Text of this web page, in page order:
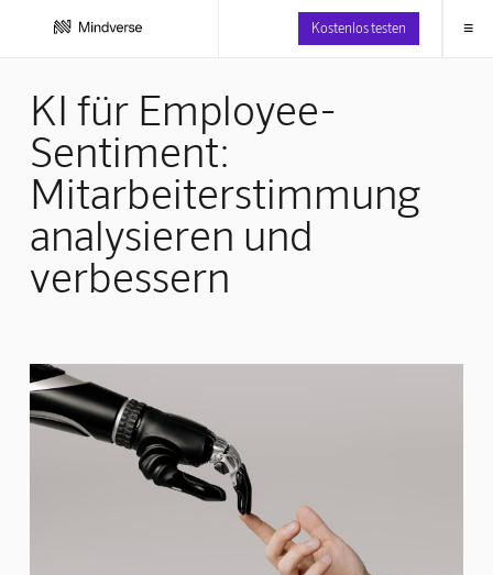
Kostenlos testen ≡
KI für Employee-
Sentiment:
Mitarbeiterstimmung
analysieren und
verbessern